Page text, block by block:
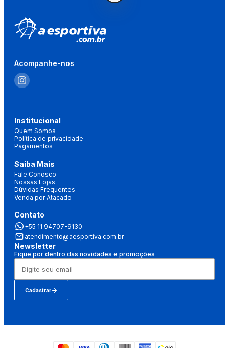
Acompanhe-nos
Institucional
Quem Somos
Política de privacidade
Pagamentos
Saiba Mais
Fale Conosco
Nossas Lojas
Dúvidas Frequentes
Venda por Atacado
Contato
+55 11 94707-9130
atendimento@aesportiva.com.br
Newsletter
Fique por dentro das novidades e promoções
Cadastrar